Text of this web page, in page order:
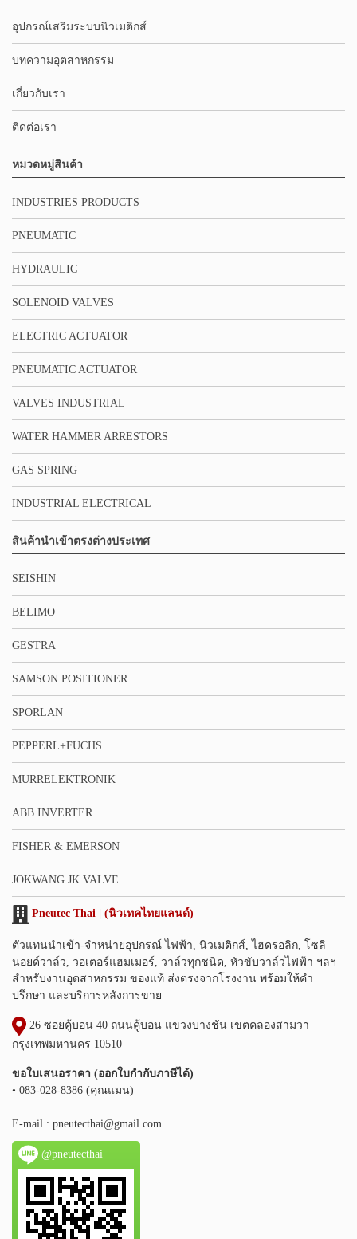
อุปกรณ์เสริมระบบนิวเมติกส์
บทความอุตสาหกรรม
เกี่ยวกับเรา
ติดต่อเรา
หมวดหมู่สินค้า
INDUSTRIES PRODUCTS
PNEUMATIC
HYDRAULIC
SOLENOID VALVES
ELECTRIC ACTUATOR
PNEUMATIC ACTUATOR
VALVES INDUSTRIAL
WATER HAMMER ARRESTORS
GAS SPRING
INDUSTRIAL ELECTRICAL
สินค้านำเข้าตรงต่างประเทศ
SEISHIN
BELIMO
GESTRA
SAMSON POSITIONER
SPORLAN
PEPPERL+FUCHS
MURRELEKTRONIK
ABB INVERTER
FISHER & EMERSON
JOKWANG JK VALVE
Pneutec Thai | (นิวเทคไทยแลนด์)
ตัวแทนนำเข้า-จำหน่ายอุปกรณ์ ไฟฟ้า, นิวเมติกส์, ไฮดรอลิก, โซลิ
นอยด์วาล์ว, วอเตอร์แฮมเมอร์, วาล์วทุกชนิด, หัวขับวาล์วไฟฟ้า ฯลฯ
สำหรับงานอุตสาหกรรม ของแท้ ส่งตรงจากโรงงาน พร้อมให้คำ
ปรึกษา และบริการหลังการขาย
26 ซอยคู้บอน 40 ถนนคู้บอน แขวงบางชัน เขตคลองสามวา
กรุงเทพมหานคร 10510
ขอใบเสนอราคา (ออกใบกำกับภาษีได้)
• 083-028-8386 (คุณแมน)
E-mail : pneutecthai@gmail.com
@pneutecthai